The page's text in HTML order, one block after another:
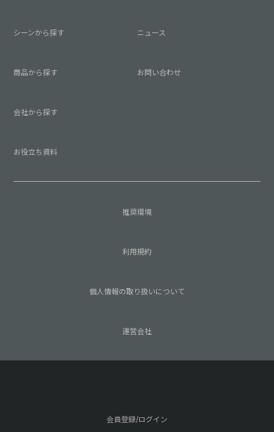
シーンから探す
商品から探す
会社から探す
お役立ち資料
ニュース
お問い合わせ
推奨環境
利用規約
個人情報の取り扱いについて
運営会社
会員登録/ログイン